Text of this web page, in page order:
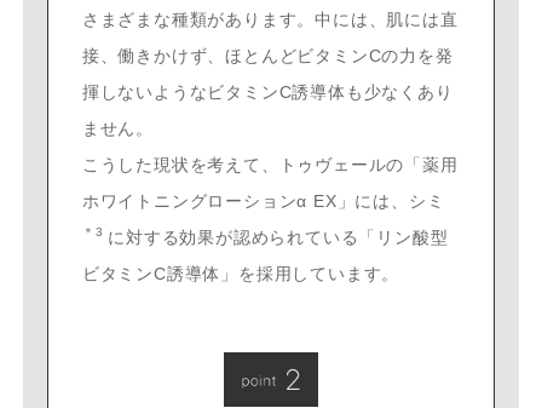
さまざまな種類があります。中には、肌には直
接、働きかけず、ほとんどビタミンCの力を発
揮しないようなビタミンC誘導体も少なくあり
ません。
こうした現状を考えて、トゥヴェールの「薬用
ホワイトニングローションα EX」には、シミ
＊3 に対する効果が認められている「リン酸型
ビタミンC誘導体」を採用しています。